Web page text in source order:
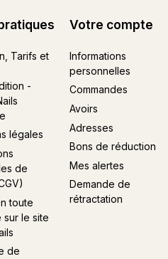
Tarifs et
-
légales
de
toute
sur le site
de
Votre compte
Informations
personnelles
Commandes
Avoirs
Adresses
Bons de réduction
Mes alertes
Demande de
rétractation